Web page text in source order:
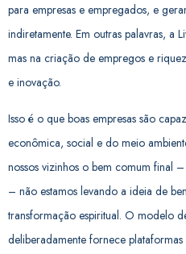
para empresas e empregados, e
indiretamente. Em outras palavras, a
mas na criação de empregos e
e inovação.
Isso é o que boas empresas são
econômica, social e do meio
nossos vizinhos o bem comum final
– não estamos levando a ideia de
transformação espiritual. O modelo
deliberadamente fornece